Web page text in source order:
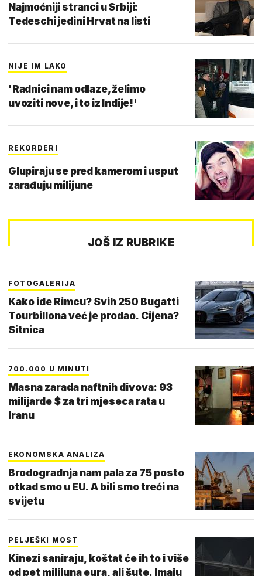
Najmoćniji stranci u Srbiji:
Tedeschi jedini Hrvat na listi
NIJE IM LAKO
'Radnici nam odlaze, želimo
uvoziti nove, i to iz Indije!'
REKORDERI
Glupiraju se pred kamerom i usput
zarađuju milijune
JOŠ IZ RUBRIKE
FOTOGALERIJA
Kako ide Rimcu? Svih 250 Bugatti
Tourbillona već je prodao. Cijena?
Sitnica
700.000 U MINUTI
Masna zarada naftnih divova: 93
milijarde $ za tri mjeseca rata u
Iranu
EKONOMSKA ANALIZA
Brodogradnja nam pala za 75 posto
otkad smo u EU. A bili smo treći na
svijetu
PELJEŠKI MOST
Kinezi saniraju, koštat će ih to i više
od pet milijuna eura, ali šute. Imaju